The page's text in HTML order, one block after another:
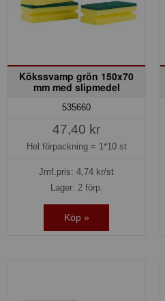
Kökssvamp grön 150x70
mm med slipmedel
535660
47,40 kr
Hel förpackning = 1*10 st
Jmf.pris: 4,74 kr/st
Lager: 2 förp.
Köp »